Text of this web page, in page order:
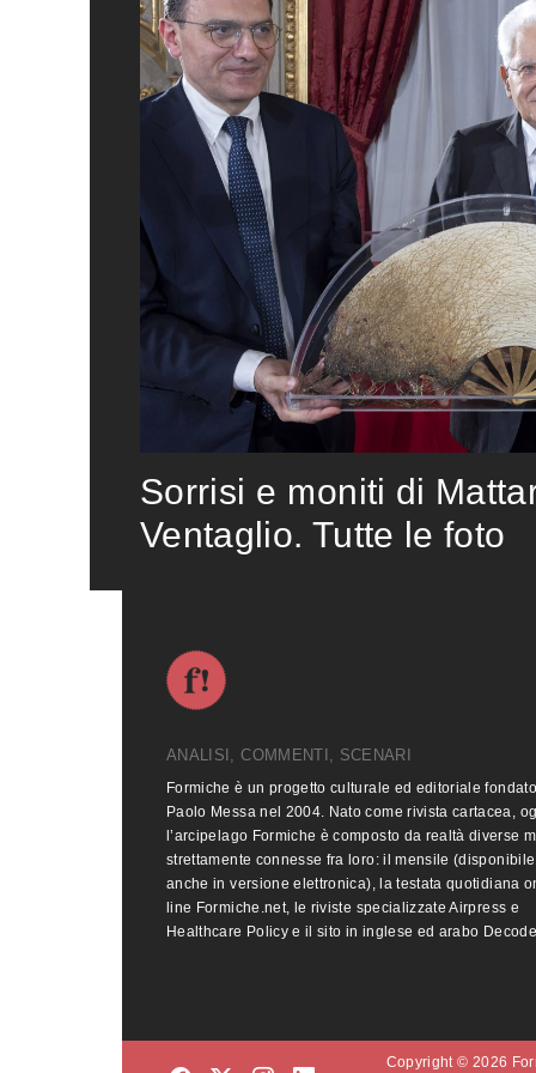
Sorrisi e moniti di
Ventaglio. Tutte le foto
ANALISI, COMMENTI, SCENARI
Formiche è un progetto culturale ed editoriale
Paolo Messa nel 2004. Nato come rivista cartacea,
l’arcipelago Formiche è composto da realtà diverse
strettamente connesse fra loro: il mensile (disponibile
anche in versione elettronica), la testata quotidiana
line Formiche.net, le riviste specializzate Airpress e
Healthcare Policy e il sito in inglese ed arabo
Copyright © 2026